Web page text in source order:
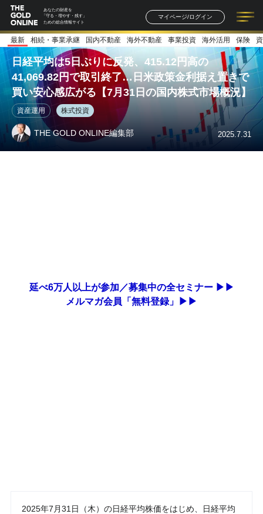
あなたの財産を
「守る・増やす・残す」
ための総合情報サイト
マイページ/ログイン
記事一覧 連載一覧
著者一覧 書籍一覧
最新 相続・事業承継 国内不動産 海外不動産 事業投資 海外活用 保険
日経平均は5日ぶりに反発、415.12円高の
41,069.82円で取引終了…日米政策金利据え置きで
買い安心感広がる【7月31日の国内株式市場概況】
資産運用 株式投資
THE GOLD ONLINE編集部 2025.7.31
延べ6万人以上が参加／募集中の全セミナー ▶▶
メルマガ会員「無料登録」▶▶
2025年7月31日（木）の日経平均株価をはじめ、日経平均